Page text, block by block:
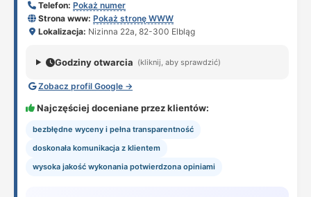
Telefon: Pokaż numer
Strona www: Pokaż stronę WWW
Lokalizacja: Nizinna 22a, 82-300 Elbląg
Godziny otwarcia (kliknij, aby sprawdzić)
Zobacz profil Google →
Najczęściej doceniane przez klientów:
bezbłędne wyceny i pełna transparentność
doskonała komunikacja z klientem
wysoka jakość wykonania potwierdzona opiniami